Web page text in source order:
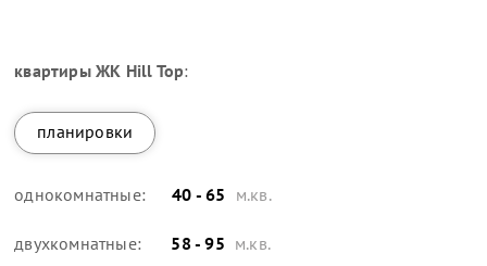
квартирыЖК Hill Top:
планировки
однокомнатные: 40 - 65 м.кв.
двухкомнатные: 58 - 95 м.кв.